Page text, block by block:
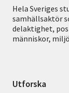
Hela Sveriges
samhällsaktör
delaktighet,
människor,
Utforska